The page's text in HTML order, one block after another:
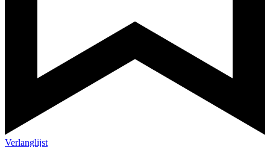
Verlanglijst